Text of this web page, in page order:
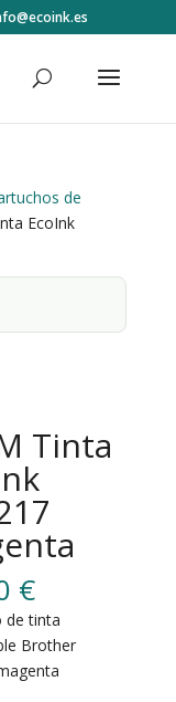
de
EcoInk
Tinta
€
de tinta
Brother